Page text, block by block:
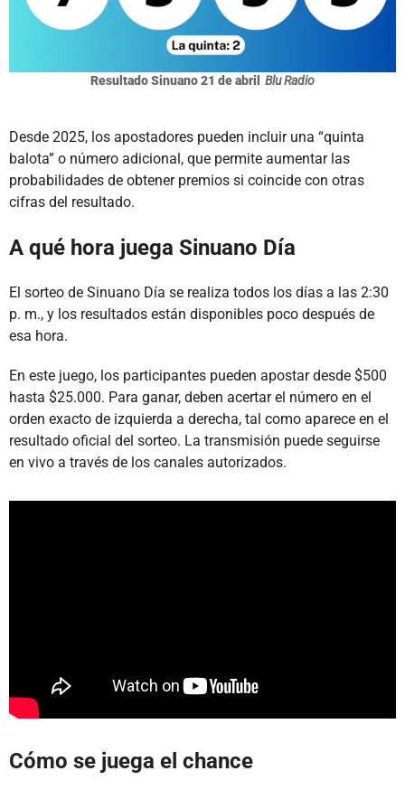
Resultado Sinuano 21 de abril Blu Radio
Desde 2025, los apostadores pueden incluir una “quinta
balota” o número adicional, que permite aumentar las
probabilidades de obtener premios si coincide con otras
cifras del resultado.
A qué hora juega Sinuano Día
El sorteo de Sinuano Día se realiza todos los días a las 2:30
p. m., y los resultados están disponibles poco después de
esa hora.
En este juego, los participantes pueden apostar desde $500
hasta $25.000. Para ganar, deben acertar el número en el
orden exacto de izquierda a derecha, tal como aparece en el
resultado oficial del sorteo. La transmisión puede seguirse
en vivo a través de los canales autorizados.
Cómo se juega el chance